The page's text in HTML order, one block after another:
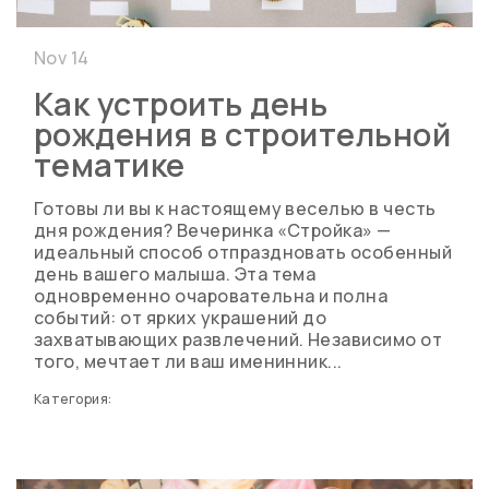
Как устроить день
рождения в строительной
тематике
Готовы ли вы к настоящему веселью в честь
дня рождения? Вечеринка «Стройка» —
идеальный способ отпраздновать особенный
день вашего малыша. Эта тема
одновременно очаровательна и полна
событий: от ярких украшений до
захватывающих развлечений. Независимо от
того, мечтает ли ваш именинник...
Nov 14
Категория: